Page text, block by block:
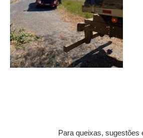
Para queixas, sugestões